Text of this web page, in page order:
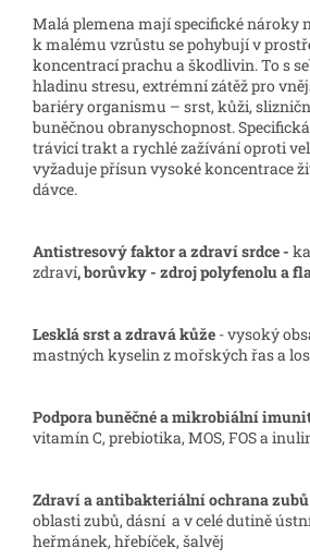
Malá plemena mají specifické nároky
k malému vzrůstu se pohybují v
koncentrací prachu a škodlivin. To s
hladinu stresu, extrémní zátěž pro
bariéry organismu – srst, kůži,
buněčnou obranyschopnost.
trávicí trakt a rychlé zažívání oproti
vyžaduje přísun vysoké koncentrace
dávce.
Antistresový faktor a zdraví srdce -
zdraví,borůvky - zdroj polyfenolu a
Lesklá srst a zdravá kůže - vysoký
mastných kyselin z mořských řas a
Podpora buněčné a mikrobiální
vitamín C, prebiotika, MOS, FOS a
Zdraví a antibakteriální ochrana
oblasti zubů, dásní a v celé dutině
heřmánek, hřebíček, šalvěj